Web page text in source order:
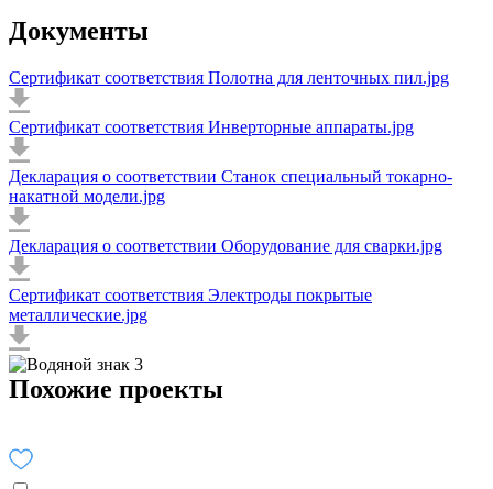
Документы
Сертификат соответствия Полотна для ленточных пил.jpg
Сертификат соответствия Инверторные аппараты.jpg
Декларация о соответствии Станок специальный токарно-
накатной модели.jpg
Декларация о соответствии Оборудование для сварки.jpg
Сертификат соответствия Электроды покрытые
металлические.jpg
Похожие проекты